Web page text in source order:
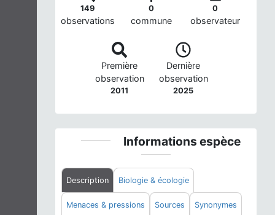
149
observations
0
commune
0
observateur
Première
observation
2011
Dernière
observation
2025
Informations espèce
Description Biologie & écologie
Menaces & pressions Sources Synonymes